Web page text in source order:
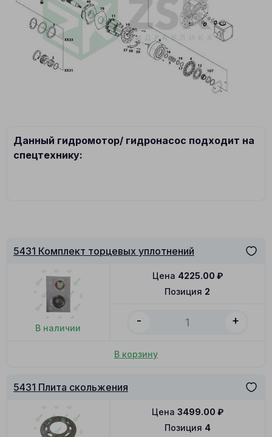
Данный гидромотор/ гидронасос подходит на
спецтехнику:
5431 Комплект торцевых уплотнений
В наличии
Позиция 2
Цена 4225.00 ₽
- +
В корзину
5431 Плита скольжения
Позиция 4
Цена 3499.00 ₽